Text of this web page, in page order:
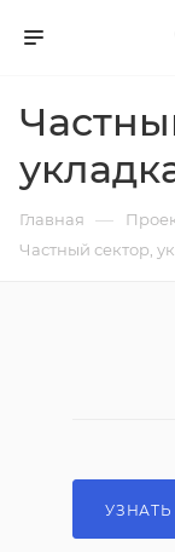
Главная —
Частный сектор,